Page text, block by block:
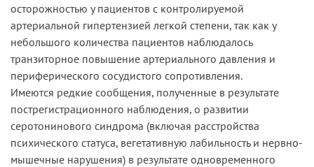
осторожностью у пациентов с контролируемой
артериальной гипертензией легкой степени, так как у
небольшого количества пациентов наблюдалось
транзиторное повышение артериального давления и
периферического сосудистого сопротивления.
Имеются редкие сообщения, полученные в результате
пострегистрационного наблюдения, о развитии
серотонинового синдрома (включая расстройства
психического статуса, вегетативную лабильность и нервно-
мышечные нарушения) в результате одновременного